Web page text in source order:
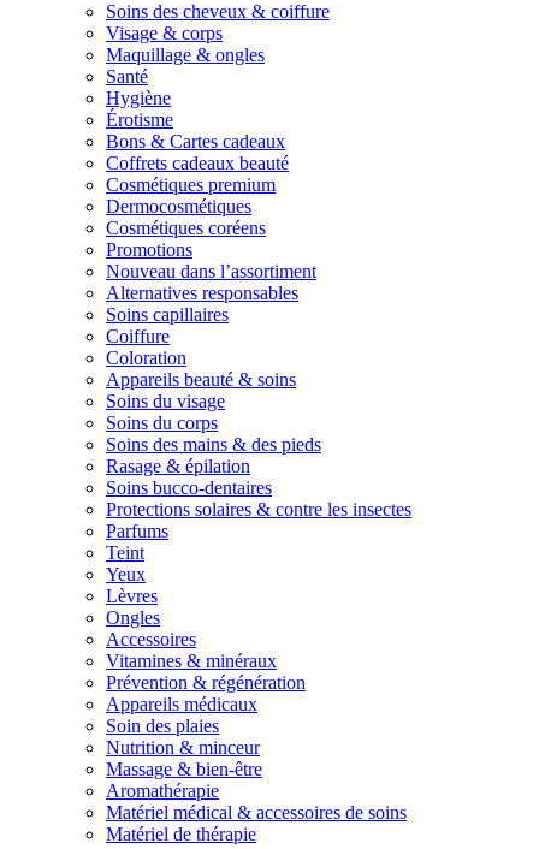
Soins des cheveux & coiffure
Visage & corps
Maquillage & ongles
Santé
Hygiène
Érotisme
Bons & Cartes cadeaux
Coffrets cadeaux beauté
Cosmétiques premium
Dermocosmétiques
Cosmétiques coréens
Promotions
Nouveau dans l’assortiment
Alternatives responsables
Soins capillaires
Coiffure
Coloration
Appareils beauté & soins
Soins du visage
Soins du corps
Soins des mains & des pieds
Rasage & épilation
Soins bucco-dentaires
Protections solaires & contre les insectes
Parfums
Teint
Yeux
Lèvres
Ongles
Accessoires
Vitamines & minéraux
Prévention & régénération
Appareils médicaux
Soin des plaies
Nutrition & minceur
Massage & bien-être
Aromathérapie
Matériel médical & accessoires de soins
Matériel de thérapie